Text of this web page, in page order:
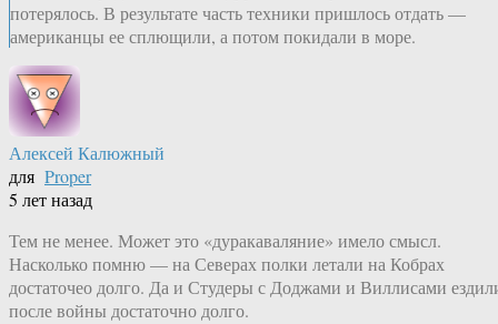
потерялось. В результате часть техники пришлось отдать —
американцы ее сплющили, а потом покидали в море.
Алексей Калюжный
для Proper
5 лет назад
Тем не менее. Может это «дуракаваляние» имело смысл.
Насколько помню — на Северах полки летали на Кобрах
достаточео долго. Да и Студеры с Доджами и Виллисами
после войны достаточно долго.